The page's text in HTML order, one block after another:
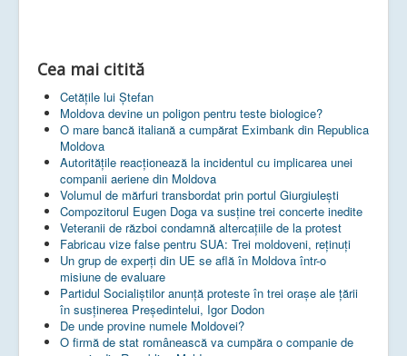
Cea mai citită
Cetățile lui Ștefan
Moldova devine un poligon pentru teste biologice?
O mare bancă italiană a cumpărat Eximbank din Republica
Moldova
Autoritățile reacționează la incidentul cu implicarea unei
companii aeriene din Moldova
Volumul de mărfuri transbordat prin portul Giurgiulești
Compozitorul Eugen Doga va susţine trei concerte inedite
Veteranii de război condamnă altercaţiile de la protest
Fabricau vize false pentru SUA: Trei moldoveni, reținuți
Un grup de experţi din UE se află în Moldova într-o
misiune de evaluare
Partidul Socialiștilor anunță proteste în trei orașe ale țării
în susținerea Președintelui, Igor Dodon
De unde provine numele Moldovei?
O firmă de stat românească va cumpăra o companie de